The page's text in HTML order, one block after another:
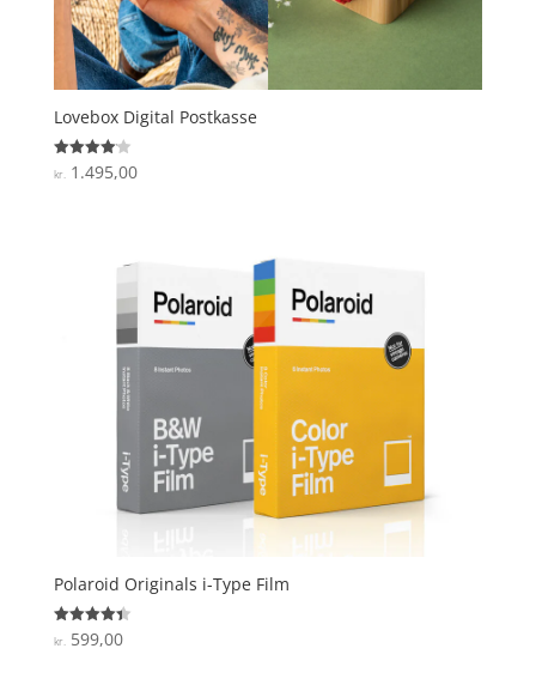
Lovebox Digital Postkasse
Vurderet
4.1
kr.1.495,00
Polaroid Originals i-Type Film
Vurderet
4.4
kr. 599,00